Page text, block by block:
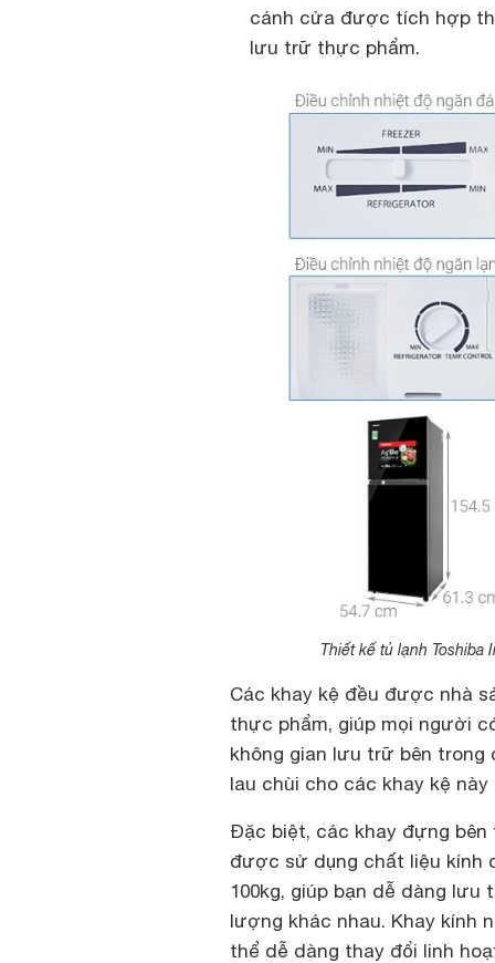
cánh cửa được tích hợp
lưu trữ thực phẩm.
Thiết kế tủ lạnh Toshiba
Các khay kệ đều được nhà
thực phẩm, giúp mọi người
không gian lưu trữ bên trong
lau chùi cho các khay kệ này
Đặc biệt, các khay đựng bên
được sử dụng chất liệu
100kg, giúp bạn dễ dàng
lượng khác nhau. Khay kính
thể dễ dàng thay đổi linh